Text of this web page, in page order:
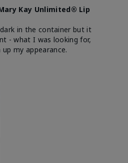
Kay Unlimited® Lip
in the container but it
- what I was looking for,
my appearance.